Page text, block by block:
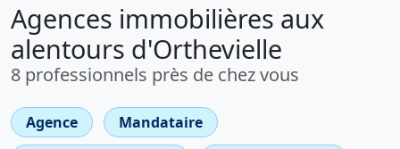
Agences immobilières aux
alentours d'Orthevielle
8 professionnels près de chez vous
Agence
Mandataire